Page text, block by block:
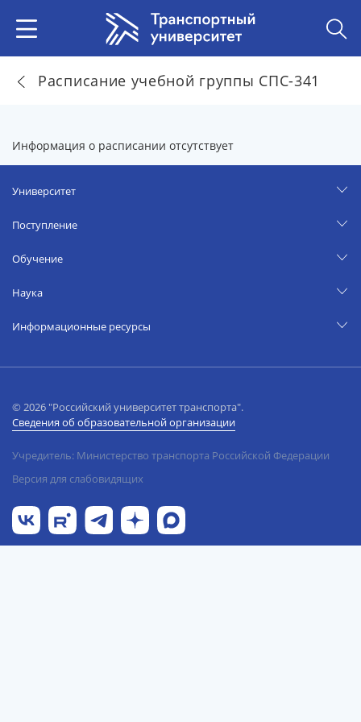
Расписание учебной группы СПС-341
Информация о расписании отсутствует
Университет
Поступление
Обучение
Наука
Информационные ресурсы
© 2026 "Российский университет транспорта".
Сведения об образовательной организации
Учредитель: Министерство транспорта Российской Федерации
Версия для слабовидящих